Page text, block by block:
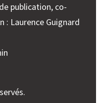
publication, co-
: Laurence Guignard